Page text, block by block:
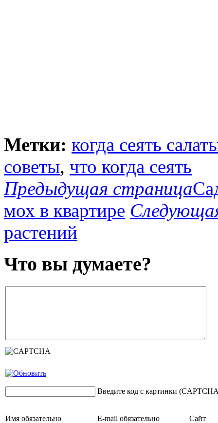
Метки: когда сеять
советы, что когда сеять
Предыдущая страница
мох в квартире
растений
Что вы думаете?
Введите код с картинки
Имя обязательно E-mail обязательно Сайт